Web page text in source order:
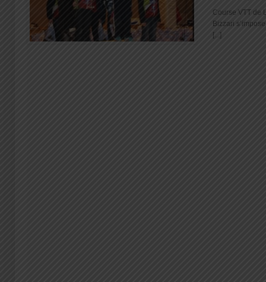
Course VTT de
Bizzari
[...]